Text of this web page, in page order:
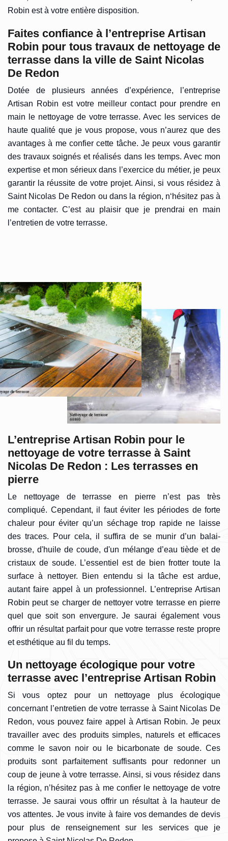
Robin est à votre entière disposition.
Faites confiance à l’entreprise Artisan
Robin pour tous travaux de nettoyage de
terrasse dans la ville de Saint Nicolas
De Redon
Dotée de plusieurs années d’expérience, l’entreprise
Artisan Robin est votre meilleur contact pour prendre en
main le nettoyage de votre terrasse. Avec les services de
haute qualité que je vous propose, vous n’aurez que des
avantages à me confier cette tâche. Je peux vous garantir
des travaux soignés et réalisés dans les temps. Avec mon
expertise et mon sérieux dans l’exercice du métier, je peux
garantir la réussite de votre projet. Ainsi, si vous résidez à
Saint Nicolas De Redon ou dans la région, n‘hésitez pas à
me contacter. C’est au plaisir que je prendrai en main
l’entretien de votre terrasse.
L’entreprise Artisan Robin pour le
nettoyage de votre terrasse à Saint
Nicolas De Redon : Les terrasses en
pierre
Le nettoyage de terrasse en pierre n’est pas très
compliqué. Cependant, il faut éviter les périodes de forte
chaleur pour éviter qu’un séchage trop rapide ne laisse
des traces. Pour cela, il suffira de se munir d’un balai-
brosse, d'huile de coude, d'un mélange d’eau tiède et de
cristaux de soude. L’essentiel est de bien frotter toute la
surface à nettoyer. Bien entendu si la tâche est ardue,
autant faire appel à un professionnel. L’entreprise Artisan
Robin peut se charger de nettoyer votre terrasse en pierre
quel que soit son envergure. Je saurai également vous
offrir un résultat parfait pour que votre terrasse reste propre
et esthétique au fil du temps.
Un nettoyage écologique pour votre
terrasse avec l’entreprise Artisan Robin
Si vous optez pour un nettoyage plus écologique
concernant l’entretien de votre terrasse à Saint Nicolas De
Redon, vous pouvez faire appel à Artisan Robin. Je peux
travailler avec des produits simples, naturels et efficaces
comme le savon noir ou le bicarbonate de soude. Ces
produits sont parfaitement suffisants pour redonner un
coup de jeune à votre terrasse. Ainsi, si vous résidez dans
la région, n’hésitez pas à me confier le nettoyage de votre
terrasse. Je saurai vous offrir un résultat à la hauteur de
vos attentes. Je vous invite à faire vos demandes de devis
pour plus de renseignement sur les services que je